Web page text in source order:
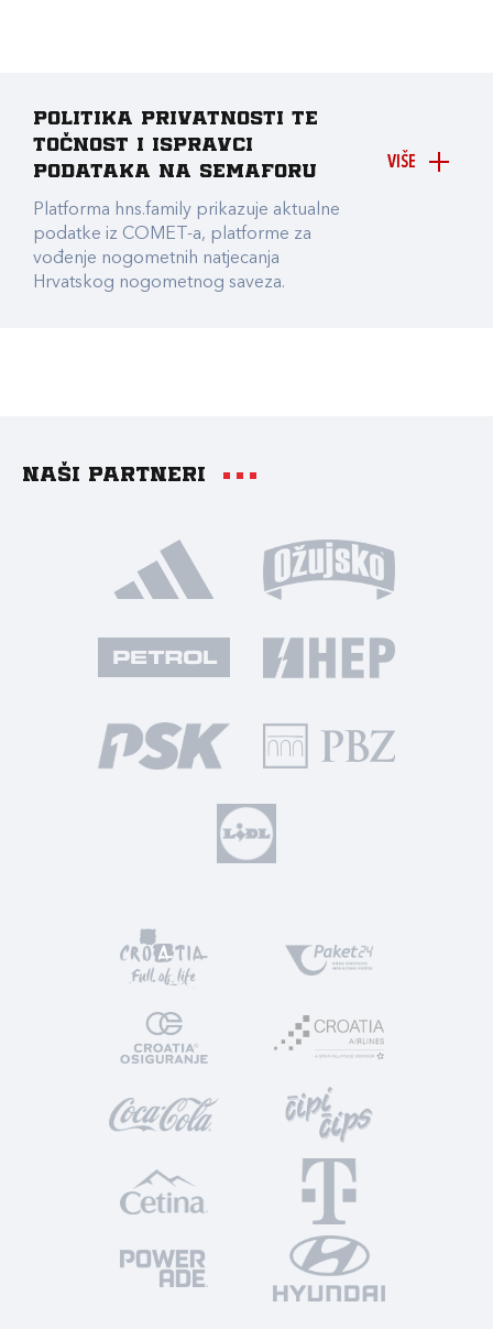
VIŠE
Politika privatnosti te
točnost i ispravci
podataka na Semaforu
Platforma hns.family prikazuje aktualne
podatke iz COMET-a, platforme za
vođenje nogometnih natjecanja
Hrvatskog nogometnog saveza.
Naši partneri